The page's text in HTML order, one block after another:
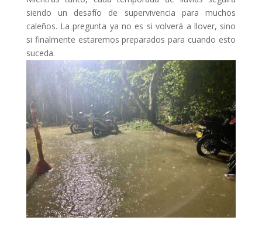
siendo un desafío de supervivencia para muchos
caleños. La pregunta ya no es si volverá a llover, sino
si finalmente estaremos preparados para cuando esto
suceda.